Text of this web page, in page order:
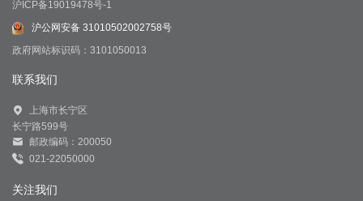
沪ICP备19019478号-1
沪公网安备 31010502002758号
政府网站标识码：3101050013
联系我们
上海市长宁区
长宁路599号
邮政编码：200050
021-22050000
关注我们